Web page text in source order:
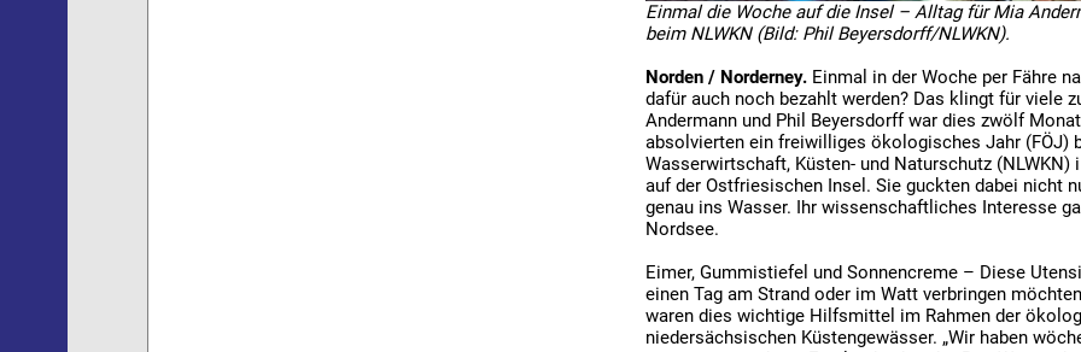
Einmal die Woche auf die Insel – Alltag für Mia
beim NLWKN (Bild: Phil Beyersdorff/NLWKN).
Norden / Norderney. Einmal in der Woche per Fähre
dafür auch noch bezahlt werden? Das klingt für viele
Andermann und Phil Beyersdorff war dies zwölf
absolvierten ein freiwilliges ökologisches Jahr (FÖJ)
Wasserwirtschaft, Küsten- und Naturschutz
auf der Ostfriesischen Insel. Sie guckten dabei nicht
genau ins Wasser. Ihr wissenschaftliches Interesse
Nordsee.
Eimer, Gummistiefel und Sonnencreme – Diese
einen Tag am Strand oder im Watt verbringen
waren dies wichtige Hilfsmittel im Rahmen der
niedersächsischen Küstengewässer. „Wir haben